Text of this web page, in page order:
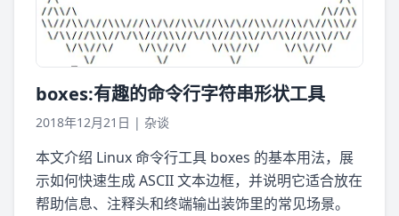
boxes:有趣的命令行字符串形状工具
2018年12月21日 | 杂谈
本文介绍 Linux 命令行工具 boxes 的基本用法，展
示如何快速生成 ASCII 文本边框，并说明它适合放在
帮助信息、注释头和终端输出装饰里的常见场景。